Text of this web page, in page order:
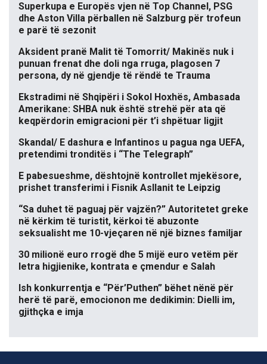
Superkupa e Europës vjen në Top Channel, PSG
dhe Aston Villa përballen në Salzburg për trofeun
e parë të sezonit
Aksident pranë Malit të Tomorrit/ Makinës nuk i
punuan frenat dhe doli nga rruga, plagosen 7
persona, dy në gjendje të rëndë te Trauma
Ekstradimi në Shqipëri i Sokol Hoxhës, Ambasada
Amerikane: SHBA nuk është strehë për ata që
keqpërdorin emigracioni për t’i shpëtuar ligjit
Skandal/ E dashura e Infantinos u pagua nga UEFA,
pretendimi tronditës i “The Telegraph”
E pabesueshme, dështojnë kontrollet mjekësore,
prishet transferimi i Fisnik Asllanit te Leipzig
“Sa duhet të paguaj për vajzën?” Autoritetet greke
në kërkim të turistit, kërkoi të abuzonte
seksualisht me 10-vjeçaren në një biznes familjar
30 milionë euro rrogë dhe 5 mijë euro vetëm për
letra higjienike, kontrata e çmendur e Salah
Ish konkurrentja e “Për’Puthen” bëhet nënë për
herë të parë, emocionon me dedikimin: Dielli im,
gjithçka e imja